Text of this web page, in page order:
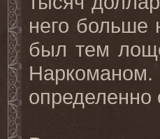
него больше
был тем
определенно